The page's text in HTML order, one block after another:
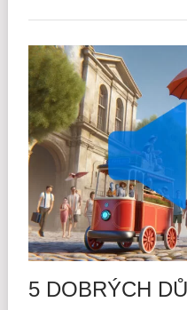
5 DOBRÝCH